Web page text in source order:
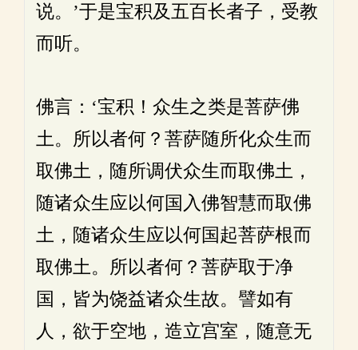
说。’于是宝积及五百长者子，受教
而听。
佛言：‘宝积！众生之类是菩萨佛
土。所以者何？菩萨随所化众生而
取佛土，随所调伏众生而取佛土，
随诸众生应以何国入佛智慧而取佛
土，随诸众生应以何国起菩萨根而
取佛土。所以者何？菩萨取于净
国，皆为饶益诸众生故。譬如有
人，欲于空地，造立宫室，随意无